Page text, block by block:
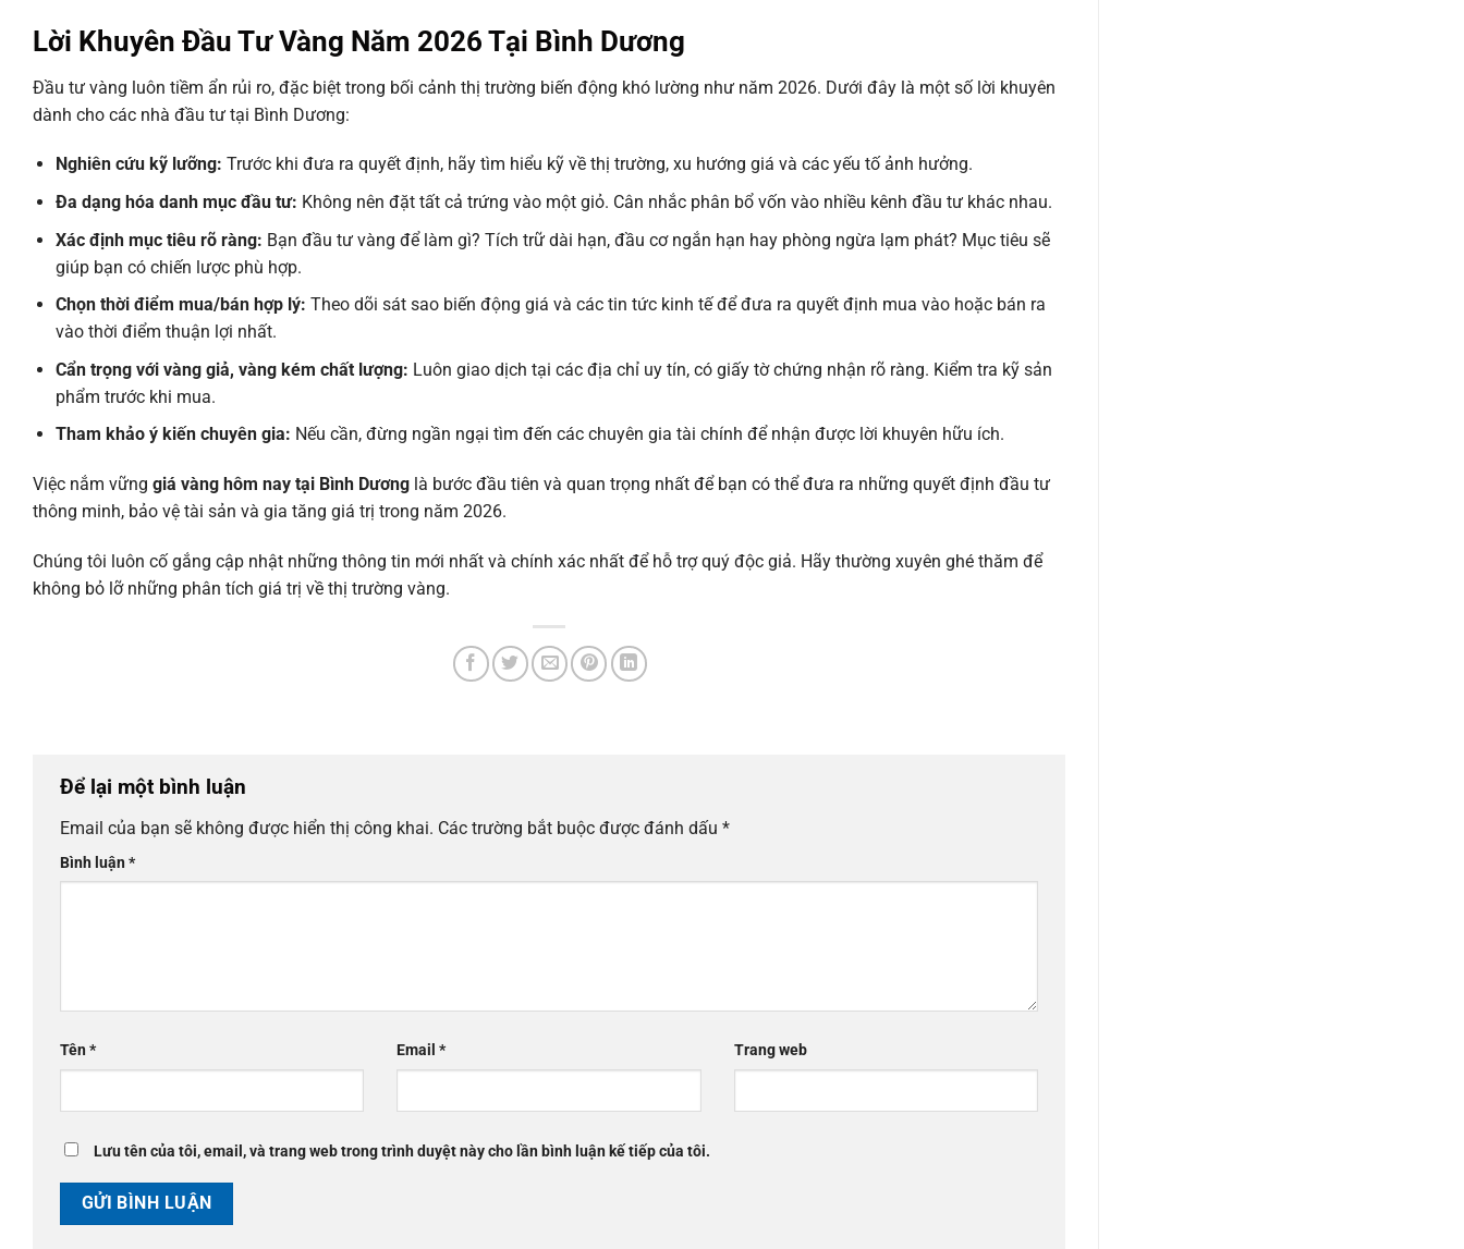
Lời Khuyên Đầu Tư Vàng Năm 2026 Tại Bình Dương
Đầu tư vàng luôn tiềm ẩn rủi ro, đặc biệt trong bối cảnh thị trường biến động khó lường như năm 2026. Dưới đây là một số lời khuyên
dành cho các nhà đầu tư tại Bình Dương:
Nghiên cứu kỹ lưỡng: Trước khi đưa ra quyết định, hãy tìm hiểu kỹ về thị trường, xu hướng giá và các yếu tố ảnh hưởng.
Đa dạng hóa danh mục đầu tư: Không nên đặt tất cả trứng vào một giỏ. Cân nhắc phân bổ vốn vào nhiều kênh đầu tư khác nhau.
Xác định mục tiêu rõ ràng: Bạn đầu tư vàng để làm gì? Tích trữ dài hạn, đầu cơ ngắn hạn hay phòng ngừa lạm phát? Mục tiêu sẽ
giúp bạn có chiến lược phù hợp.
Chọn thời điểm mua/bán hợp lý: Theo dõi sát sao biến động giá và các tin tức kinh tế để đưa ra quyết định mua vào hoặc bán ra
vào thời điểm thuận lợi nhất.
Cẩn trọng với vàng giả, vàng kém chất lượng: Luôn giao dịch tại các địa chỉ uy tín, có giấy tờ chứng nhận rõ ràng. Kiểm tra kỹ sản
phẩm trước khi mua.
Tham khảo ý kiến chuyên gia: Nếu cần, đừng ngần ngại tìm đến các chuyên gia tài chính để nhận được lời khuyên hữu ích.
Việc nắm vững giá vàng hôm nay tại Bình Dương là bước đầu tiên và quan trọng nhất để bạn có thể đưa ra những quyết định đầu tư
thông minh, bảo vệ tài sản và gia tăng giá trị trong năm 2026.
Chúng tôi luôn cố gắng cập nhật những thông tin mới nhất và chính xác nhất để hỗ trợ quý độc giả. Hãy thường xuyên ghé thăm để
không bỏ lỡ những phân tích giá trị về thị trường vàng.
Để lại một bình luận
Email của bạn sẽ không được hiển thị công khai. Các trường bắt buộc được đánh dấu *
Bình luận*
Tên* Email* Trang web
Lưu tên của tôi, email, và trang web trong trình duyệt này cho lần bình luận kế tiếp của tôi.